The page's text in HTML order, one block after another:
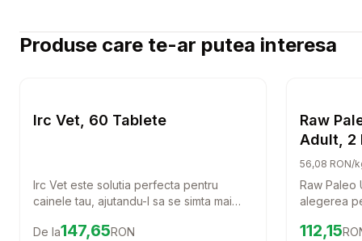
Produse care te-ar putea interesa
Irc Vet, 60 Tablete
Irc Vet este solutia perfecta pentru
cainele tau, ajutandu-l sa se simta mai
tablete usor de administrat, acest produs
Preț:147.65 RON
De la147,65RON
Raw
Adult, 2
56,08 RON/
Raw Paleo
alegerea
carne de
Preț:
112,15